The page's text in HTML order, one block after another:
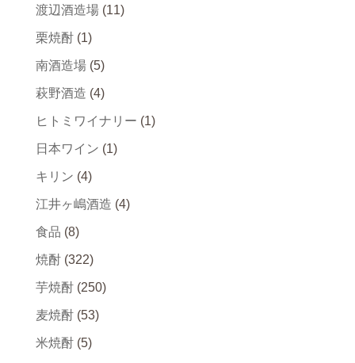
渡辺酒造場 (11)
栗焼酎 (1)
南酒造場 (5)
萩野酒造 (4)
ヒトミワイナリー (1)
日本ワイン (1)
キリン (4)
江井ヶ嶋酒造 (4)
食品 (8)
焼酎 (322)
芋焼酎 (250)
麦焼酎 (53)
米焼酎 (5)